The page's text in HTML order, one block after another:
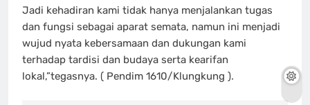
Jadi kehadiran kami tidak hanya menjalankan tugas
dan fungsi sebagai aparat semata, namun ini menjadi
wujud nyata kebersamaan dan dukungan kami
terhadap tardisi dan budaya serta kearifan
lokal,”tegasnya. ( Pendim 1610/Klungkung ).